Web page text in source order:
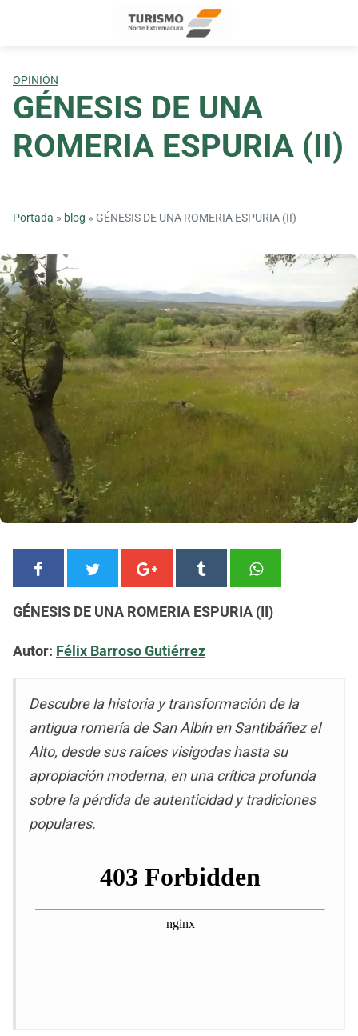
OPINIÓN
GÉNESIS DE UNA
ROMERIA ESPURIA (II)
Portada » blog » GÉNESIS DE UNA ROMERIA ESPURIA (II)
GÉNESIS DE UNA ROMERIA ESPURIA (II)
Autor: Félix Barroso Gutiérrez
Descubre la historia y transformación de la
antigua romería de San Albín en Santibáñez el
Alto, desde sus raíces visigodas hasta su
apropiación moderna, en una crítica profunda
sobre la pérdida de autenticidad y tradiciones
populares.